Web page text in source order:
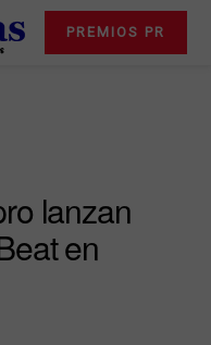
PREMIOS PR
lanzan
en